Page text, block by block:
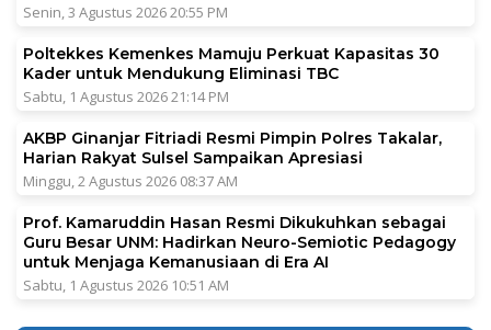
Senin, 3 Agustus 2026 20:55 PM
Poltekkes Kemenkes Mamuju Perkuat Kapasitas 30
Kader untuk Mendukung Eliminasi TBC
Sabtu, 1 Agustus 2026 21:14 PM
AKBP Ginanjar Fitriadi Resmi Pimpin Polres Takalar,
Harian Rakyat Sulsel Sampaikan Apresiasi
Minggu, 2 Agustus 2026 08:37 AM
Prof. Kamaruddin Hasan Resmi Dikukuhkan sebagai
Guru Besar UNM: Hadirkan Neuro-Semiotic Pedagogy
untuk Menjaga Kemanusiaan di Era AI
Sabtu, 1 Agustus 2026 10:51 AM